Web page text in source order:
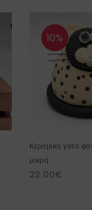
10%
Κεραμική γάτα
μικρή
22.00€